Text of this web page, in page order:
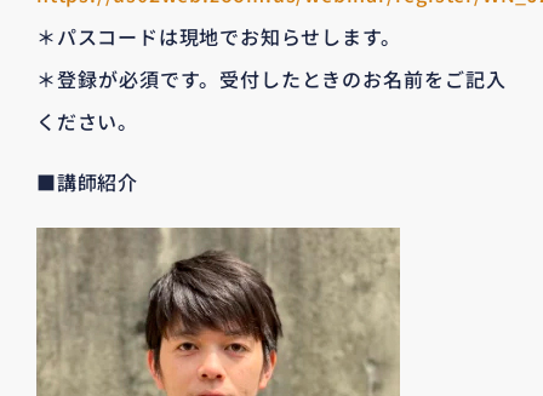
＊パスコードは現地でお知らせします。
＊登録が必須です。受付したときのお名前をご記入
ください。
■講師紹介